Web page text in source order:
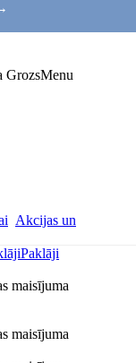
GrozsMenu
Akcijas un
Paklāji